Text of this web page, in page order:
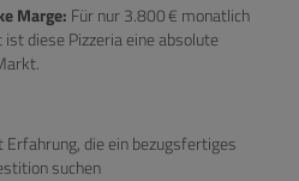
Marge: Für nur 3.800 € monatlich
diese Pizzeria eine absolute
die ein bezugsfertiges
suchen